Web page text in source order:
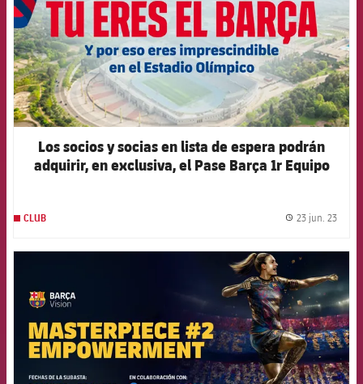
Los socios y socias en lista de espera podrán
adquirir, en exclusiva, el Pase Barça 1r Equipo
CLUB 23 jun. 23
FCB Barcelona badge